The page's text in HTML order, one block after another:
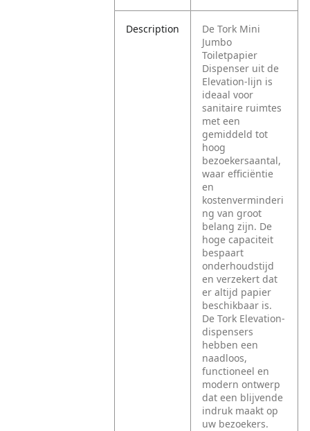
Description
De Tork Mini
Jumbo
Toiletpapier
Dispenser uit de
Elevation-lijn is
ideaal voor
sanitaire ruimtes
met een
gemiddeld tot
hoog
bezoekersaantal,
waar efficiëntie
en
kostenverminderi
ng van groot
belang zijn. De
hoge capaciteit
bespaart
onderhoudstijd
en verzekert dat
er altijd papier
beschikbaar is.
De Tork Elevation-
dispensers
hebben een
naadloos,
functioneel en
modern ontwerp
dat een blijvende
indruk maakt op
uw bezoekers.